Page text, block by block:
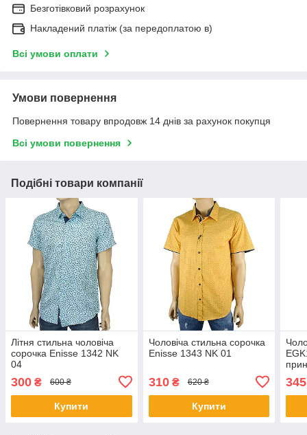
Безготівковий розрахунок
Накладений платіж (за передоплатою в)
Всі умови оплати
Умови повернення
Повернення товару впродовж 14 днів за рахунок покупця
Всі умови повернення
Подібні товари компанії
Літня стильна чоловіча
сорочка Еnisse 1342 NK
04
300 ₴ 600 ₴
Купити
Чоловіча стильна сорочка
Еnisse 1343 NK 01
310₴ 620 ₴
Купити
345